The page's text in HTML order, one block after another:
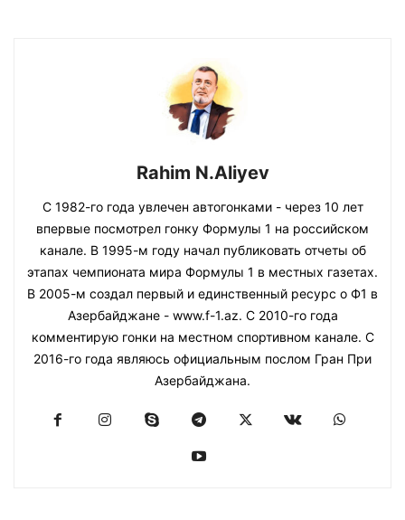
Rahim N.Aliyev
С 1982-го года увлечен автогонками - через 10 лет
впервые посмотрел гонку Формулы 1 на российском
канале. В 1995-м году начал публиковать отчеты об
этапах чемпионата мира Формулы 1 в местных газетах.
В 2005-м создал первый и единственный ресурс о Ф1 в
Азербайджане - www.f-1.az. С 2010-го года
комментирую гонки на местном спортивном канале. С
2016-го года являюсь официальным послом Гран При
Азербайджана.